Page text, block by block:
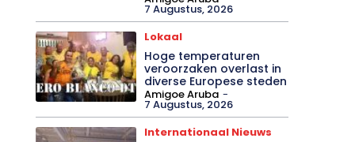
7 Augustus, 2026
Lokaal
Hoge temperaturen
veroorzaken overlast in
diverse Europese steden
Amigoe Aruba -
7 Augustus, 2026
Internationaal Nieuws